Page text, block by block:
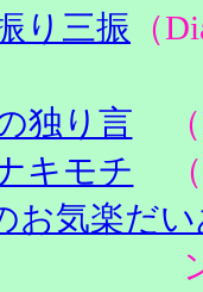
り三振 （
独り言 （
キモチ （
お気楽だ